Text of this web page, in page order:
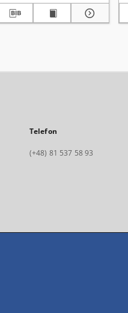
Telefon
(+48) 81 537 58 93